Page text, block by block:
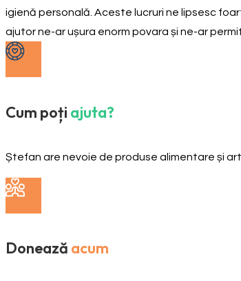
igienă personală. Aceste lucruri ne lipsesc
ajutor ne-ar ușura enorm povara și ne-ar
Cum poți ajuta?
Ștefan are nevoie de produse alimentare și
Donează acum